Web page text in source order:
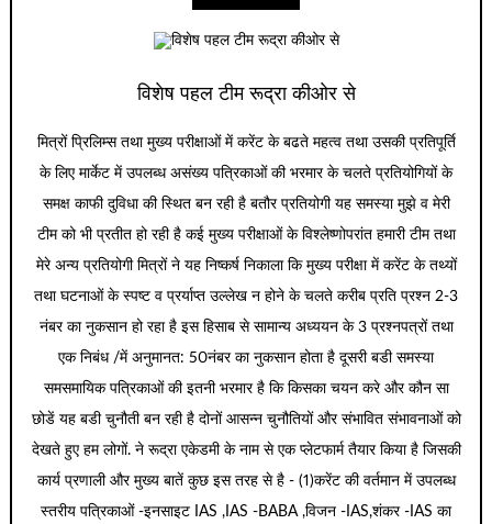
विशेष पहल टीम रूद्रा कीओर से
मित्रों प्रिलिम्स तथा मुख्य परीक्षाओं में करेंट के बढते महत्व तथा उसकी प्रतिपूर्ति
के लिए मार्केट में उपलब्ध असंख्य पत्रिकाओं की भरमार के चलते प्रतियोगियों के
समक्ष काफी दुविधा की स्थित बन रही है बतौर प्रतियोगी यह समस्या मुझे व मेरी
टीम को भी प्रतीत हो रही है कई मुख्य परीक्षाओं के विश्लेष्णोपरांत हमारी टीम तथा
मेरे अन्य प्रतियोगी मित्रों ने यह निष्कर्ष निकाला कि मुख्य परीक्षा में करेंट के तथ्यों
तथा घटनाओं के स्पष्ट व प्रर्याप्त उल्लेख न होने के चलते करीब प्रति प्रश्न 2-3
नंबर का नुकसान हो रहा है इस हिसाब से सामान्य अध्ययन के 3 प्रश्नपत्रों तथा
एक निबंध /में अनुमानत: 50नंबर का नुकसान होता है दूसरी बडी समस्या
समसमायिक पत्रिकाओं की इतनी भरमार है कि किसका चयन करे और कौन सा
छोडें यह बडी चुनौती बन रही है दोनों आसन्न चुनौतियों और संभावित संभावनाओं को
देखते हुए हम लोगों. ने रूद्रा एकेडमी के नाम से एक प्लेटफार्म तैयार किया है जिसकी
कार्य प्रणाली और मुख्य बातें कुछ इस तरह से है - (1)करेंट की वर्तमान में उपलब्ध
स्तरीय पत्रिकाओं -इनसाइट IAS ,IAS -BABA ,विजन -IAS,शंकर -IAS का